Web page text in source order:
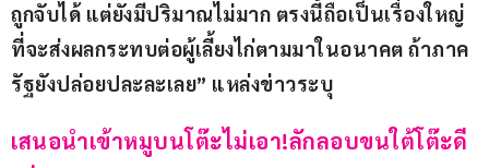
ถูกจับได้ แต่ยังมีปริมาณไม่มาก ตรงนี้ถือเป็นเรื่องใหญ่
ที่จะส่งผลกระทบต่อผู้เลี้ยงไก่ตามมาในอนาคต ถ้าภาค
รัฐยังปล่อยปละละเลย” แหล่งข่าวระบุ
เสนอนำเข้าหมูบนโต๊ะไม่เอา!ลักลอบขนใต้โต๊ะดี